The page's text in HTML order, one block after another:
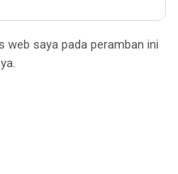
web saya pada peramban ini